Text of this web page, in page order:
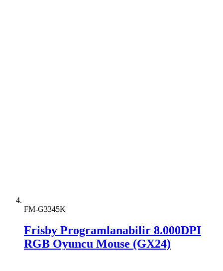
FM-G3345K
Frisby Programlanabilir 8.000DPI
RGB Oyuncu Mouse (GX24)